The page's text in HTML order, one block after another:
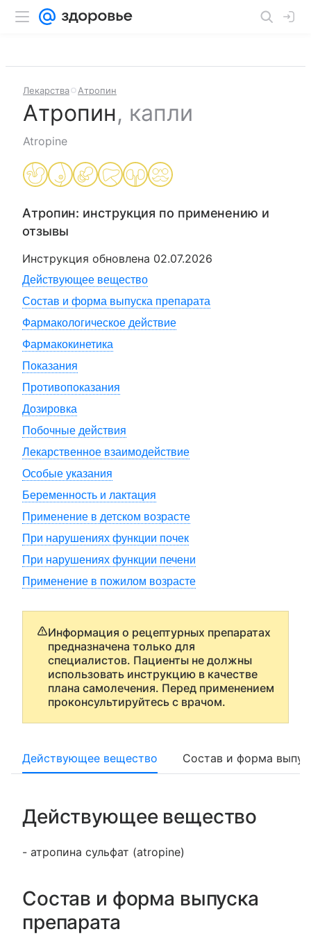
Лекарства Атропин
Атропин, капли
Atropine
Атропин: инструкция по применению и
отзывы
Инструкция обновлена 02.07.2026
Действующее вещество
Состав и форма выпуска препарата
Фармакологическое действие
Фармакокинетика
Показания
Противопоказания
Дозировка
Побочные действия
Лекарственное взаимодействие
Особые указания
Беременность и лактация
Применение в детском возрасте
При нарушениях функции почек
При нарушениях функции печени
Применение в пожилом возрасте
Информация о рецептурных препаратах
предназначена только для
специалистов. Пациенты не должны
использовать инструкцию в качестве
плана самолечения. Перед применением
проконсультируйтесь с врачом.
Действующее вещество Состав и форма
Действующее вещество
- атропина сульфат (atropine)
Состав и форма выпуска
препарата